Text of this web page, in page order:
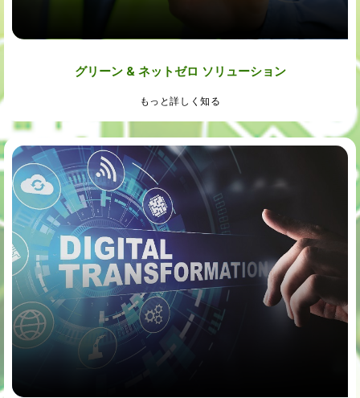
グリーン & ネットゼロ ソリューション
もっと詳しく知る